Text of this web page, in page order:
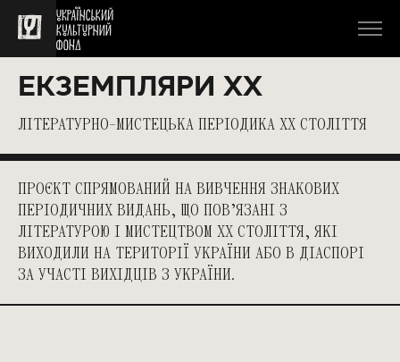
ЕКЗЕМПЛЯРИ ХХ
ЛІТЕРАТУРНО-МИСТЕЦЬКА ПЕРІОДИКА XX СТОЛІТТЯ
ПРОЄКТ СПРЯМОВАНИЙ НА ВИВЧЕННЯ ЗНАКОВИХ
ПЕРІОДИЧНИХ ВИДАНЬ, ЩО ПОВ’ЯЗАНІ З
ЛІТЕРАТУРОЮ І МИСТЕЦТВОМ XX СТОЛІТТЯ, ЯКІ
ВИХОДИЛИ НА ТЕРИТОРІЇ УКРАЇНИ АБО В ДІАСПОРІ
ЗА УЧАСТІ ВИХІДЦІВ З УКРАЇНИ.